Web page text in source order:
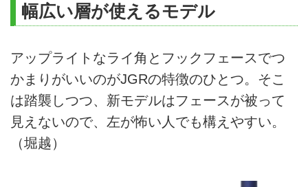
幅広い層が使えるモデル
アップライトなライ角とフックフェースでつ
かまりがいいのがJGRの特徴のひとつ。そこ
は踏襲しつつ、新モデルはフェースが被って
見えないので、左が怖い人でも構えやすい。
（堀越）